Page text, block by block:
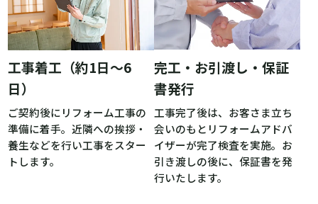
工事着工（約1日〜6
日）
ご契約後にリフォーム工事の
準備に着手。近隣への挨拶・
養生などを行い工事をスター
トします。
完工・お引渡し・保証
書発行
工事完了後は、お客さま立ち
会いのもとリフォームアドバ
イザーが完了検査を実施。お
引き渡しの後に、保証書を発
行いたします。